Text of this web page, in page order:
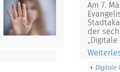
Am 7.
der
Digitale